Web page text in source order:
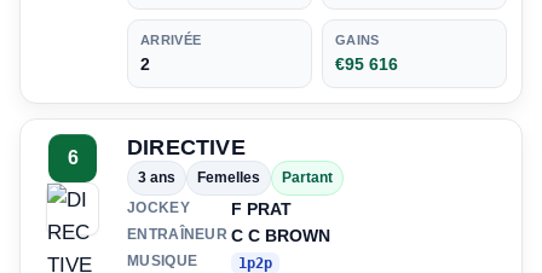
ARRIVÉE
2
GAINS
€95 616
6 DIRECTIVE
3 ans Femelles
Partant
JOCKEY
F PRAT
ENTRAÎNEUR C C BROWN
MUSIQUE 1p2p